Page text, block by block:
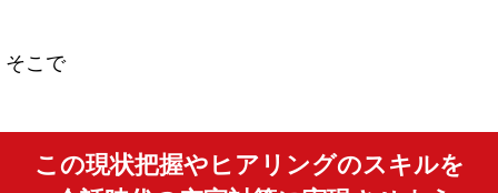
そこで
この現状把握やヒアリングのスキルを